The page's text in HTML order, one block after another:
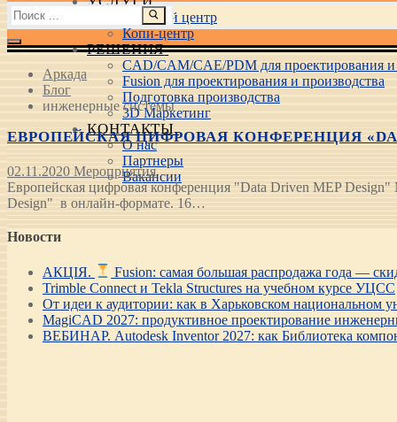
Учебный центр
Копи-центр
РЕШЕНИЯ
CAD/CAM/CAE/PDM для проектирования и
Fusion для проектирования и производства
Подготовка производства
3D Маркетинг
КОНТАКТЫ
О нас
Партнеры
Вакансии
Найти:
Аркада
Блог
инженерные системы
ЕВРОПЕЙСКАЯ ЦИФРОВАЯ КОНФЕРЕНЦИЯ «DATA
02.11.2020 Мероприятия
Европейская цифровая конференция "Data Driven MEP
Design" в онлайн-формате. 16…
Новости
АКЦІЯ. Fusion: самая большая распродажа года —
Trimble Connect и Tekla Structures на учебном курсе УЦСС
От идеи к аудитории: как в Харьковском национальном
MagiCAD 2027: продуктивное проектирование
ВЕБИНАР. Autodesk Inventor 2027: как Библиотека